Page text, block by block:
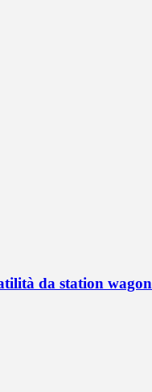
da station wagon